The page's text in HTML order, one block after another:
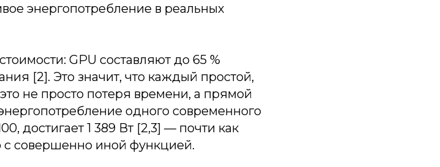
энергопотребление в реальных
GPU составляют до 65 %
[2]. Это значит, что каждый простой,
не просто потеря времени, а прямой
одного современного
достигает 1 389 Вт [2,3] — почти как
с совершенно иной функцией.